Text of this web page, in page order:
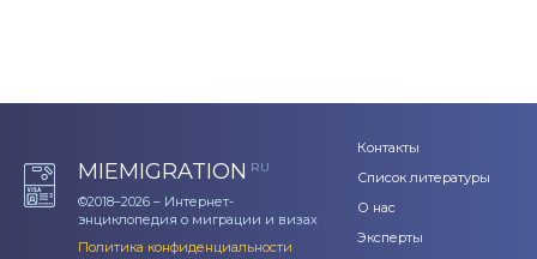
MIEMIGRATION RU
©2018–2026 – Интернет-
энциклопедия о миграции и визах
Политика конфиденциальности
Контакты
Список литературы
О нас
Эксперты